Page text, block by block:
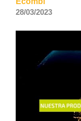
28/03/2023